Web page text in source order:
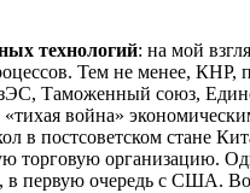
технологий: на мой
Тем не менее, КНР,
Таможенный союз,
война»
в постсоветском стане
организацию.
в первую очередь с США.